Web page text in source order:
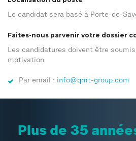
Le candidat sera basé à Porte-de-
Faites-nous parvenir votre dossier
Les candidatures doivent être
motivation
Par email : info@qmt-group.com
Plus de 35